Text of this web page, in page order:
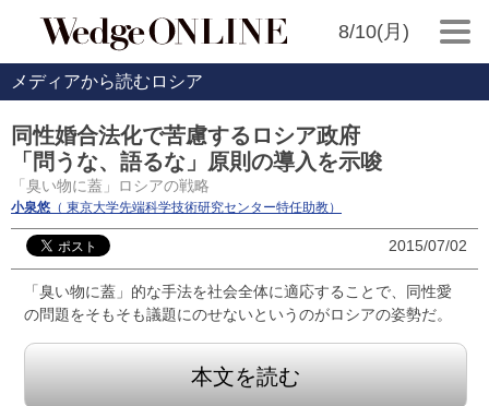
8/10(月)
メディアから読むロシア
同性婚合法化で苦慮するロシア政府
「問うな、語るな」原則の導入を示唆
「臭い物に蓋」ロシアの戦略
小泉悠 （ 東京大学先端科学技術研究センター特任助教）
2015/07/02
「臭い物に蓋」的な手法を社会全体に適応することで、同性愛
の問題をそもそも議題にのせないというのがロシアの姿勢だ。
本文を読む